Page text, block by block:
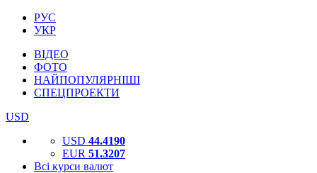
РУС
УКР
ВІДЕО
ФОТО
НАЙПОПУЛЯРНІШІ
СПЕЦПРОЕКТИ
USD
USD 44.4190
EUR 51.3207
Всі курси валют